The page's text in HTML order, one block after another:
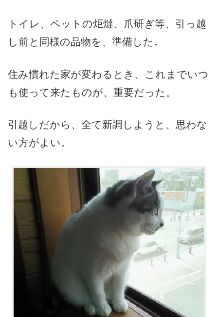
トイレ、ペットの炬燵、爪研ぎ等、引っ越
し前と同様の品物を、準備した。
住み慣れた家が変わるとき、これまでいつ
も使って来たものが、重要だった。
引越しだから、全て新調しようと、思わな
い方がよい。